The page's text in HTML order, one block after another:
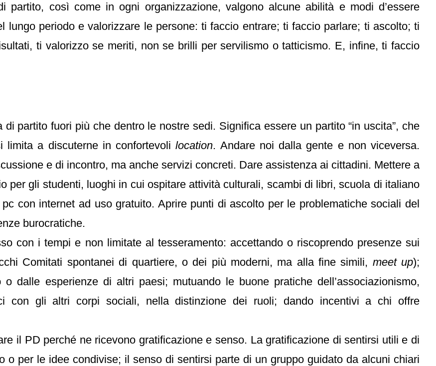
così come in ogni organizzazione, valgono alcune abilità e modi d’essere
lungo periodo e valorizzare le persone: ti faccio entrare; ti faccio parlare; ti ascolto; ti
ti valorizzo se meriti, non se brilli per servilismo o tatticismo. E, infine, ti faccio
partito fuori più che dentro le nostre sedi. Significa essere un partito “in uscita”, che
limita a discuterne in confortevolilocation. Andare noi dalla gente e non viceversa.
e di incontro, ma anche servizi concreti. Dare assistenza ai cittadini. Mettere a
per gli studenti, luoghi in cui ospitare attività culturali, scambi di libri, scuola di italiano
con internet ad uso gratuito. Aprire punti di ascolto per le problematiche sociali del
burocratiche.
con i tempi e non limitate al tesseramento: accettando o riscoprendo presenze sui
Comitati spontanei di quartiere, o dei più moderni, ma alla fine simili, meet up);
dalle esperienze di altri paesi; mutuando le buone pratiche dell’associazionismo,
con gli altri corpi sociali, nella distinzione dei ruoli; dando incentivi a chi offre
il PD perché ne ricevono gratificazione e senso. La gratificazione di sentirsi utili e di
o per le idee condivise; il senso di sentirsi parte di un gruppo guidato da alcuni chiari